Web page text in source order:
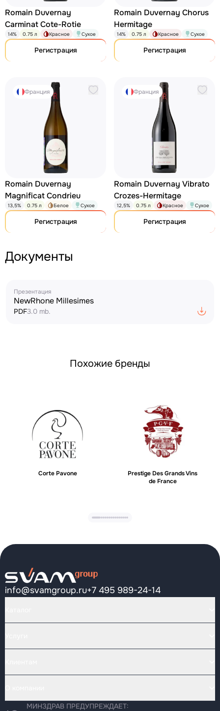
Romain Duvernay
Carminat Cote-Rotie
14% 0.75 л Красное Сухое
Регистрация
Romain Duvernay Chorus
Hermitage
14% 0.75 л Красное Сухое
Регистрация
Франция
Romain Duvernay
Magnificat Condrieu
13,5% 0.75 л Белое Сухое
Регистрация
Франция
Romain Duvernay Vibrato
Crozes-Hermitage
12,5% 0.75 л Красное Сухое
Регистрация
Документы
Презентация
NewRhone Millesimes
PDF3.0 mb.
Похожие бренды
Corte Pavone
Prestige Des Grands Vins
de France
info@svamgroup.ru+7 495 989-24-14
МИНЗДРАВ ПРЕДУПРЕЖДАЕТ: